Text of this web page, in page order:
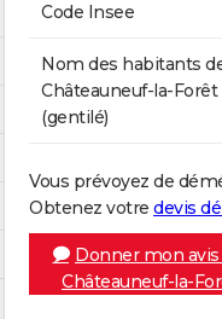
Code Insee
Nom des habitants
Châteauneuf-la-Forêt
(gentilé)
Vous prévoyez de
Obtenez votre devis
Donner mon
Châteauneuf-la-